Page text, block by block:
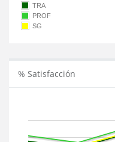
TRA
PROF
SG
% Satisfacción